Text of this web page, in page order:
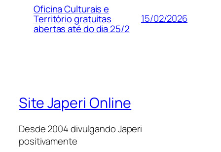
Oficina Culturais e
Território gratuitas
abertas até do dia 25/2
15/02/2026
Site Japeri Online
Desde 2004 divulgando Japeri
positivamente